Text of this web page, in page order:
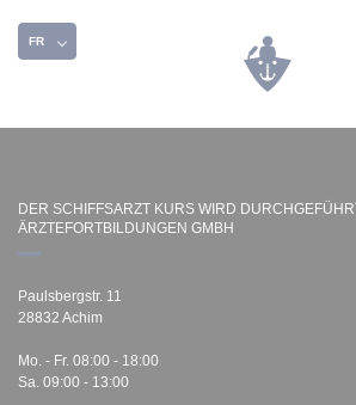
FR
DER SCHIFFSARZT KURS WIRD
ÄRZTEFORTBILDUNGEN GMBH
Paulsbergstr. 11
28832 Achim
Mo. - Fr. 08:00 - 18:00
Sa. 09:00 - 13:00